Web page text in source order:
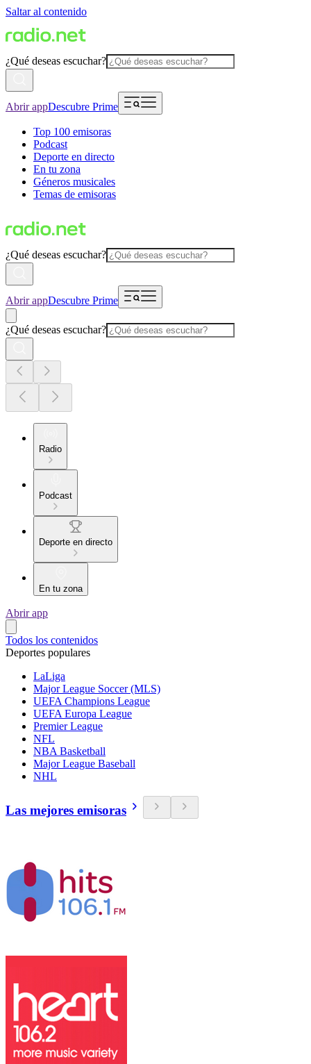
Saltar al contenido
¿Qué deseas escuchar?
Abrir appDescubre Prime
Top 100 emisoras
Podcast
Deporte en directo
En tu zona
Géneros musicales
Temas de emisoras
¿Qué deseas escuchar?
Abrir appDescubre Prime
¿Qué deseas escuchar?
Radio
Podcast
Deporte en directo
En tu zona
Abrir app
Todos los contenidos
Deportes populares
LaLiga
Major League Soccer (MLS)
UEFA Champions League
UEFA Europa League
Premier League
NFL
NBA Basketball
Major League Baseball
NHL
Las mejores emisoras